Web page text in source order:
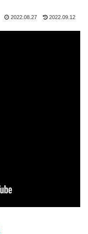
2022.08.27 2022.09.12